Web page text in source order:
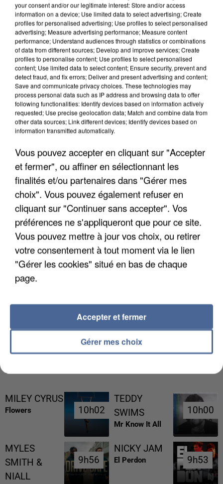
L’UN DES FONDATEURS SUPPOSÉS DE LA DZ
MAFIA INTERPELLÉ EN ALGÉRIE
UN SECOND CADRE DE LA DZ MAFIA
INTERPELLÉ EN ALGÉRIE
RÉCEMMENT DIFFUSÉ
MILEY CYRUS
Flowers 10h02
10h02
TEDDY
SWIMS
Mr Know It All
10h00
10h00
MYLES
SMITH &
NIALL
9h56
9h56
NICKY JAM
El Perdon 9h53
9h53
your consent and/or our legitimate interest: Store and/or access
information on a device; Use limited data to select advertising; Create
profiles for personalised advertising; Use profiles to select personalised
advertising; Measure advertising performance; Measure content
performance; Understand audiences through statistics or combinations
of data from different sources; Develop and improve services; Create
profiles to personalise content; Use profiles to select personalised
content; Use limited data to select content; Ensure security, prevent and
detect fraud, and fix errors; Deliver and present advertising and content;
Save and communicate privacy choices. These technologies may
process personal data such as IP address and browsing data to offer
following functionalities: Identify devices based on information actively
requested; Use precise geolocation data; Match and combine data from
other data sources; Link different devices; Identify devices based on
information transmitted automatically.
Vous pouvez accepter en cliquant sur "Accepter
et fermer", ou affiner en sélectionnant les
finalités et/ou partenaires dans "Gérer mes
choix". Vous pouvez également refuser en
cliquant sur "Continuer sans accepter". Vos
préférences ne s'appliqueront que pour ce site.
Vous pouvez mettre à jour vos choix, ou retirer
votre consentement à tout moment via le lien
"Gérer les cookies" situé en bas de chaque
page.
Gérer mes choix
Accepter et fermer